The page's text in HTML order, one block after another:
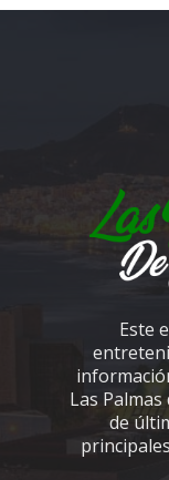
Este
Las
de